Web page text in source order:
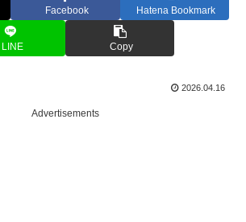
Facebook Hatena Bookmark
LINE Copy
2026.04.16
Advertisements